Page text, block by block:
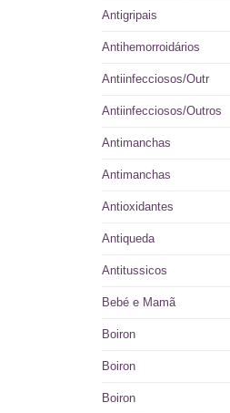
Antigripais
Antihemorroidários
Antiinfecciosos/Outr
Antiinfecciosos/Outros
Antimanchas
Antimanchas
Antioxidantes
Antiqueda
Antitussicos
Bebé e Mamã
Boiron
Boiron
Boiron